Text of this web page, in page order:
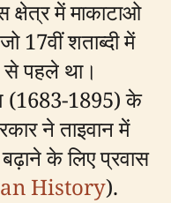
में माकाटाओ
17वीं शताब्दी में
से पहले था।
(1683-1895) के
ने ताइवान में
बढ़ाने के लिए प्रवास
History).